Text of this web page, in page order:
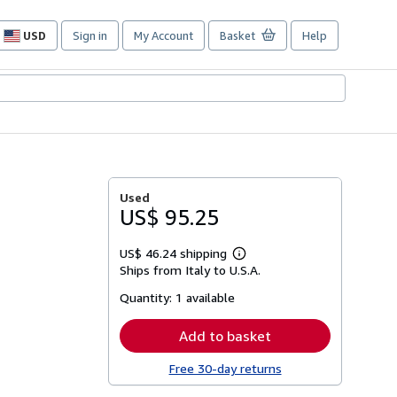
USD
Site
preferences
Sign in My Account Basket Help
Used
US$ 95.25
US$ 46.24 shipping
Learn
more
Ships from Italy to U.S.A.
Quantity: 1 available
Add to basket
Free 30-day returns